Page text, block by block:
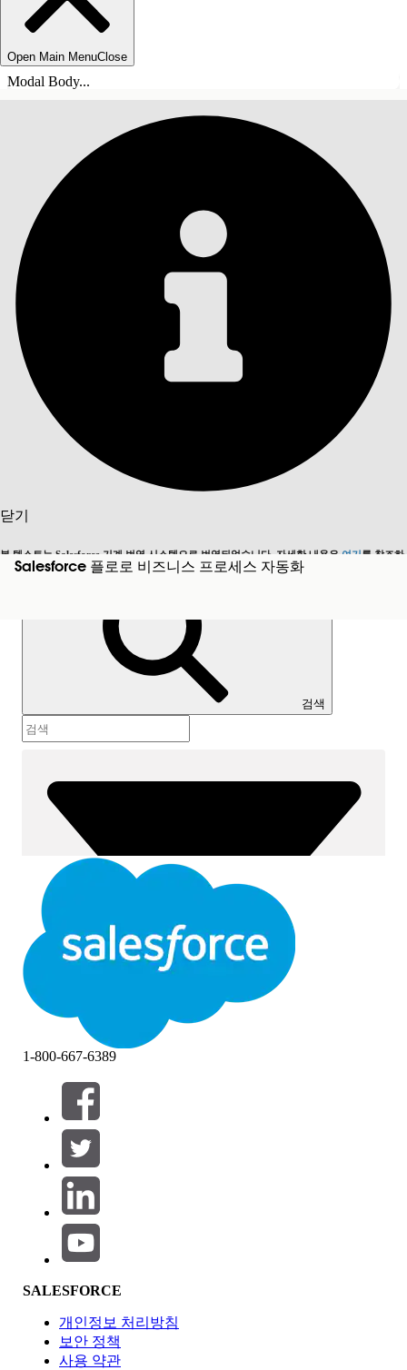
Open Main MenuClose
Modal Body...
닫기
본 텍스트는 Salesforce 기계 번역 시스템으로 번역되었습니다. 자세한 내용은 여기를 참조하
세요.
영어로 전환 지금 안 함
Salesforce 플로로 비즈니스 프로세스 자동화
목차 표시
검색
검색
필터 (0)
필터 선택
제품 영역
기능 영향
1-800-667-6389
SALESFORCE
개인정보 처리방침
보안 정책
사용 약관